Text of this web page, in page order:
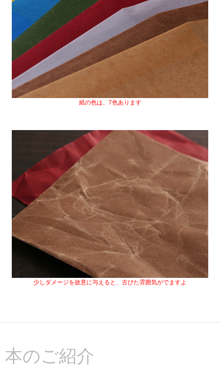
紙の色は、7色あります
少しダメージを故意に与えると、古びた雰囲気がでますよ
本のご紹介